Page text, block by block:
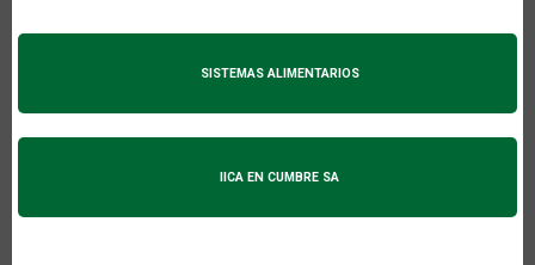
SISTEMAS ALIMENTARIOS
IICA EN CUMBRE SA